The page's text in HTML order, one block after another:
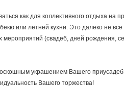
как для коллективного отдыха на
или летней кухни. Это далеко не
мероприятий (свадеб, дней рождения,
украшением Вашего
Вашего торжества!